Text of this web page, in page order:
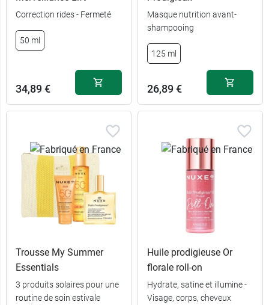
Correction rides - Fermeté
50 ml
34,89 €
Masque nutrition avant-
shampooing
125 ml
26,89 €
Trousse My Summer
Essentials
3 produits solaires pour une
routine de soin estivale
Huile prodigieuse Or
florale roll-on
Hydrate, satine et illumine -
Visage, corps, cheveux